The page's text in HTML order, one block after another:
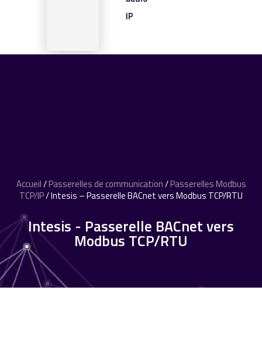
IP
Accueil/Passerelles de communication/Passerelles Modbus
TCP/IP/ Intesis – Passerelle BACnet vers Modbus TCP/RTU
Intesis - Passerelle BACnet vers
Modbus TCP/RTU